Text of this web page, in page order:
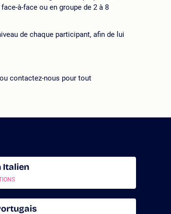
à-face ou en groupe de 2 à 8
de chaque participant, afin de lui
contactez-nous pour tout
Italien